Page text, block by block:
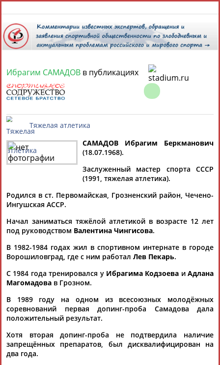
9 августа 2026 года,18:32
Ибрагим
САМАДОВ
ТАБЛО АКТИВНОСТИ
ЦЕЛИ ПРОЕКТА РЕКЛАМА
Вопросы сотрудничества и совместной деятельностиinform@infosport.ru
Ибрагим САМАДОВ в публикациях
Тяжелая атлетика
САМАДОВ Ибрагим Беркманович
(18.07.1968).
Заслуженный мастер спорта СССР
(1991, тяжелая атлетика).
Родился в ст. Первомайская, Грозненский район, Чечено-
Ингушская АССР.
Начал заниматься тяжёлой атлетикой в возрасте 12 лет
под руководством Валентина Чингисова.
В 1982-1984 годах жил в спортивном интернате в городе
Ворошиловград, где с ним работал Лев Пекарь.
С 1984 года тренировался у Ибрагима Кодзоева и Адлана
Магомадова в Грозном.
В 1989 году на одном из всесоюзных молодёжных
соревнований первая допинг-проба Самадова дала
положительный результат.
Хотя вторая допинг-проба не подтвердила наличие
запрещённых препаратов, был дисквалифицирован на
два года.